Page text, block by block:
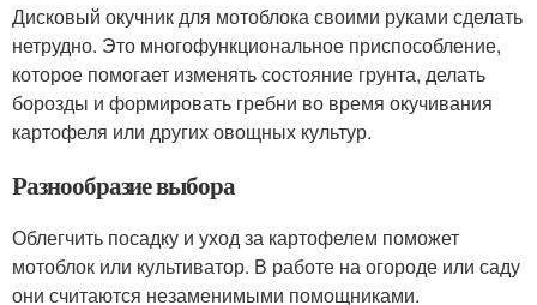
Дисковый окучник для мотоблока своими руками сделать
нетрудно. Это многофункциональное приспособление,
которое помогает изменять состояние грунта, делать
борозды и формировать гребни во время окучивания
картофеля или других овощных культур.
Разнообразие выбора
Облегчить посадку и уход за картофелем поможет
мотоблок или культиватор. В работе на огороде или саду
они считаются незаменимыми помощниками.